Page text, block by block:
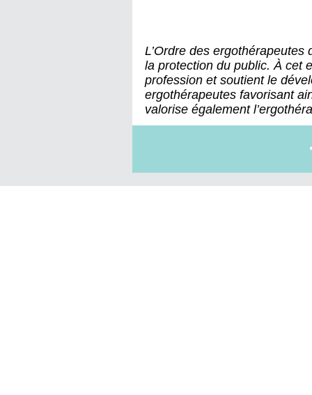
L’Ordre des ergothérapeutes
la protection du public. À cet
profession et soutient le
ergothérapeutes favorisant
valorise également